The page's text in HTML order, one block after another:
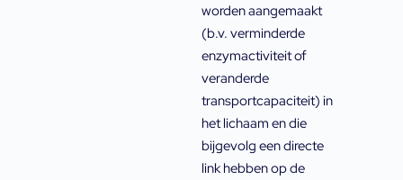
worden aangemaakt
(b.v. verminderde
enzymactiviteit of
veranderde
transportcapaciteit) in
het lichaam en die
bijgevolg een directe
link hebben op de